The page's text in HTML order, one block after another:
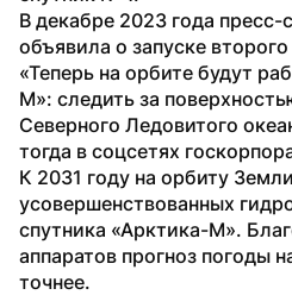
В декабре 2023 года
объявила о запуске
«Теперь на орбите будут
М»: следить за
Северного Ледовитого
тогда в соцсетях
К 2031 году на орбиту Земли
усовершенствованных
спутника «Арктика-М».
аппаратов прогноз погоды
точнее.